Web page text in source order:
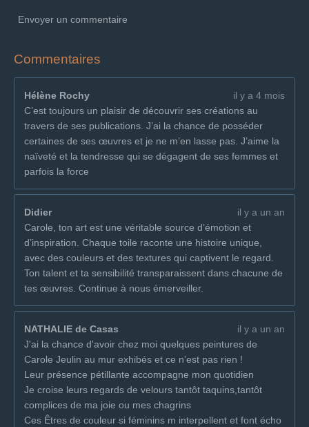
Envoyer un commentaire
Commentaires
Hélène Rochy
il y a 4 mois
C’est toujours un plaisir de découvrir ses créations au
travers de ses publications. J’ai la chance de posséder
certaines de ses œuvres et je ne m’en lasse pas. J’aime la
naïveté et la tendresse qui se dégagent de ses femmes et
parfois la force
Didier
il y a un an
Carole, ton art est une véritable source d’émotion et
d’inspiration. Chaque toile raconte une histoire unique,
avec des couleurs et des textures qui captivent le regard.
Ton talent et ta sensibilité transparaissent dans chacune de
tes œuvres. Continue à nous émerveiller.
NATHALIE de Casas
il y a un an
J'ai la chance d'avoir chez moi quelques peintures de
Carole Jeulin au mur exhibés et ce n'est pas rien !
Leur présence pétillante accompagne mon quotidien
Je croise leurs regards de velours tantôt taquins,tantôt
complices de ma joie ou mes chagrins
Ces Êtres de couleur si féminins m interpellent et font écho